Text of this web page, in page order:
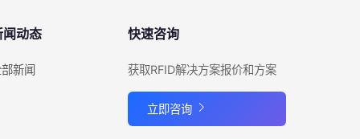
闻动态
新闻
快速咨询
获取RFID解决方案报价和方案
立即咨询